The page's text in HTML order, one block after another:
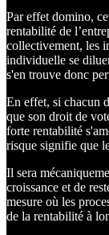
Par effet domino,
rentabilité de
collectivement, les
individuelle se
s'en trouve donc
En effet, si chacun
que son droit de
forte rentabilité
risque signifie que
Il sera
croissance et de
mesure où les
de la rentabilité à